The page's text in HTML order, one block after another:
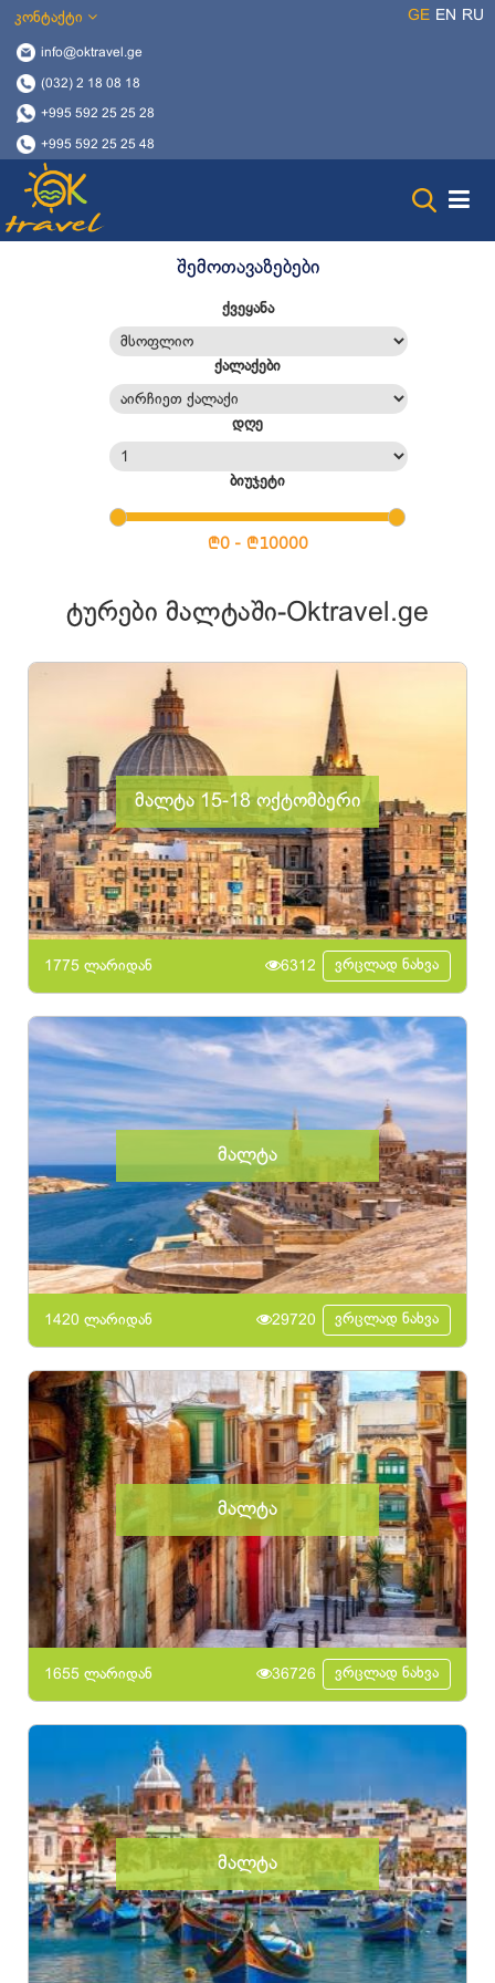
კონტაქტი
info@oktravel.ge
(032) 2 18 08 18
+995 592 25 25 28
+995 592 25 25 48
GE EN RU
შემოთავაზებები
ქვეყანა
ქალაქები
დღე
ბიუჯეტი
ტურები მალტაში-Oktravel.ge
მალტა 15-18 ოქტომბერი
1775 ლარიდან 6312 ვრცლად ნახვა
მალტა
1420 ლარიდან 29720 ვრცლად ნახვა
მალტა
1655 ლარიდან 36726 ვრცლად ნახვა
მალტა